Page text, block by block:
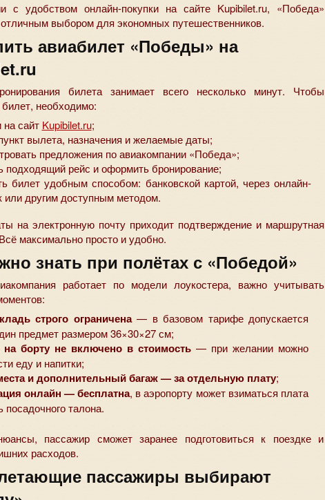
с удобством онлайн-покупки на сайте Kupibilet.ru, «Победа»
отличным выбором для экономных путешественников.
авиабилет «Победы» на
билета занимает всего несколько минут. Чтобы
необходимо:
на сайт Kupibilet.ru;
вылета, назначения и желаемые даты;
предложения по авиакомпании «Победа»;
подходящий рейс и оформить бронирование;
билет удобным способом: банковской картой, через онлайн-
или другим доступным методом.
на электронную почту приходит подтверждение и маршрутная
максимально просто и удобно.
знать при полётах с «Победой»
работает по модели лоукостера, важно учитывать
строго ограничена— в базовом тарифе допускается
предмет размером 36×30×27 см;
на борту не включено в стоимость — при желании можно
еду и напитки;
и дополнительный багаж — за отдельную плату;
онлайн — бесплатна, в аэропорту может взиматься плата
посадочного талона.
пассажир сможет заранее подготовиться к поездке и
расходов.
пассажиры выбирают